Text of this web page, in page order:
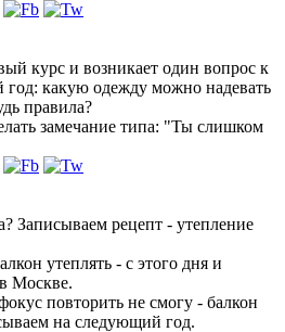
курс и возникает один вопрос к
год: какую одежду можно надевать
правила?
замечание типа: "Ты слишком
Записываем рецепт - утепление
утеплять - с этого дня и
Москве.
повторить не смогу - балкон
на следующий год.